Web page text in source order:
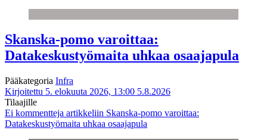
Skanska-pomo varoittaa:
Datakeskustyömaita uhkaa osaajapula
Pääkategoria Infra
Kirjoitettu 5. elokuuta 2026, 13:00 5.8.2026
Tilaajille
Ei kommentteja artikkeliin Skanska-pomo varoittaa:
Datakeskustyömaita uhkaa osaajapula